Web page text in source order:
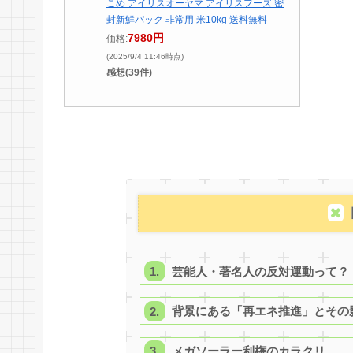
こめ アイリスオーヤマ アイリスフーズ 密
封新鮮パック 非常用 米10kg 送料無料
価格:7980円
(2025/9/4 11:46時点)
感想(39件)
芸能人・著名人の反対運動って？
背景にある「再エネ推進」とその